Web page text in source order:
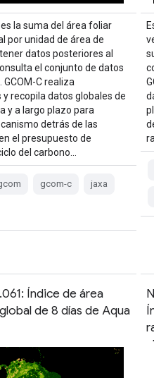
la suma del área foliar
por unidad de área de
datos posteriores al
el conjunto de datos
GCOM-C realiza
recopila datos globales de
y a largo plazo para
detrás de las
el presupuesto de
del carbono…
gcom-c jaxa
Índice de área
de 8 días de Aqua